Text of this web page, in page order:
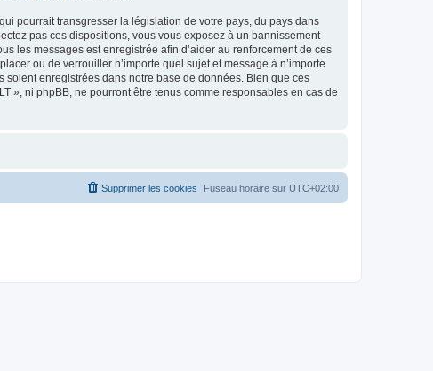
pourrait transgresser la législation de votre pays, du pays dans
pas ces dispositions, vous vous exposez à un bannissement
les messages est enregistrée afin d’aider au renforcement de ces
ou de verrouiller n’importe quel sujet et message à n’importe
soient enregistrées dans notre base de données. Bien que ces
», ni phpBB, ne pourront être tenus comme responsables en cas de
Fuseau horaire sur UTC+02:00
Supprimer les cookies